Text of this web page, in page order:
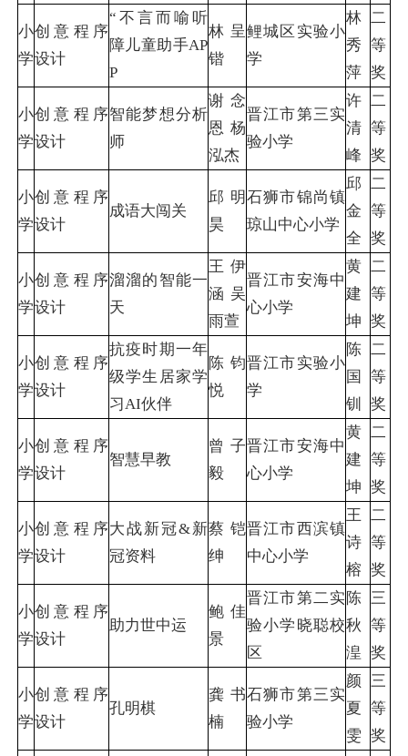
小
学
创意程序
设计
“不言而喻听
障儿童助手AP
P
林呈
锴
鲤城区实验小
学
林
秀
萍
二
等
奖
小
学
创意程序
设计
智能梦想分析
师
谢念
恩 杨
泓杰
晋江市第三实
验小学
许
清
峰
二
等
奖
小
学
创意程序
设计
成语大闯关
邱明
昊
石狮市锦尚镇
琼山中心小学
邱
金
全
二
等
奖
小
学
创意程序
设计
溜溜的智能一
天
王伊
涵 吴
雨萱
晋江市安海中
心小学
黄
建
坤
二
等
奖
小
学
创意程序
设计
抗疫时期一年
级学生居家学
习AI伙伴
陈钧
悦
晋江市实验小
学
陈
国
钏
二
等
奖
小
学
创意程序
设计
智慧早教
曾子
毅
晋江市安海中
心小学
黄
建
坤
二
等
奖
小
学
创意程序
设计
大战新冠&新
冠资料
蔡铠
绅
晋江市西滨镇
中心小学
王
诗
榕
二
等
奖
小
学
创意程序
设计
助力世中运
鲍佳
景
晋江市第二实
验小学晓聪校
区
陈
秋
湟
三
等
奖
小
学
创意程序
设计
孔明棋
龚书
楠
石狮市第三实
验小学
颜
夏
雯
三
等
奖